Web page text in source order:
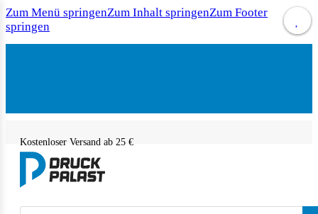
Zum Menü springenZum Inhalt springenZum Footer
springen
Kostenloser Versand ab 25 €